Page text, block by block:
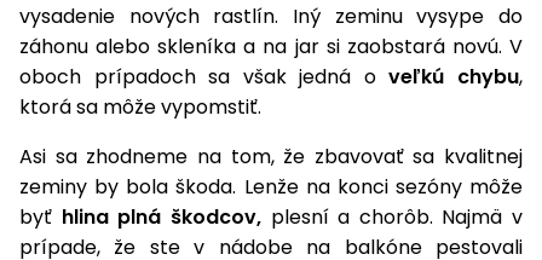
Náhradné
nože
Vidly
Štiepačky
dreva
Drviče
vetiev
Špalíkovače
Fukáre a
boxy
Ochrana
rastlín
Záhradné
koše
Krhly
obrubníky
Tieniace
textílie
Odpudzovače
a pasce
Príslušenstvo
stoly
Vibračné
dosky
Transportéry
Rezačky
na
Seniorské
vozíky
Prilby
Doplnky
vysadenie nových rastlín. Iný zeminu vysype do
záhonu alebo skleníka a na jar si zaobstará novú. V
oboch prípadoch sa však jedná oveľkú chybu,
ktorá sa môže vypomstiť.
Asi sa zhodneme na tom, že zbavovať sa kvalitnej
zeminy by bola škoda. Lenže na konci sezóny môže
byť hlina plná škodcov,plesní a chorôb. Najmä v
prípade, že ste v nádobe na balkóne pestovali